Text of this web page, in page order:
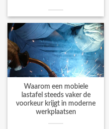
Waarom een mobiele
lastafel steeds vaker de
voorkeur krijgt in moderne
werkplaatsen